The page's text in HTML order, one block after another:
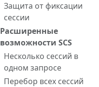
Защита от фиксации
сессии
Расширенные
возможности SCS
Несколько сессий в
одном запросе
Перебор всех сессий